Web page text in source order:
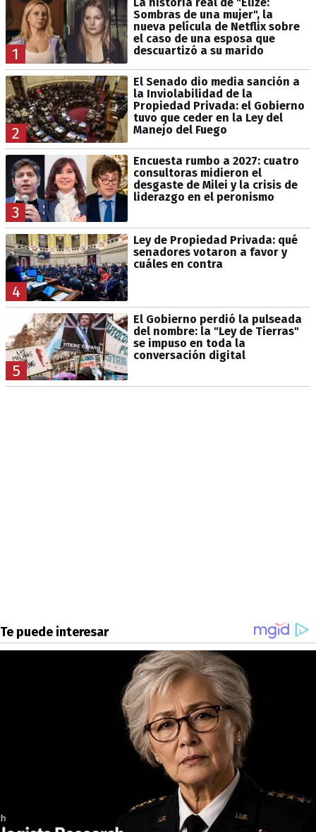
1
Sombras de una mujer", la
nueva película de Netflix sobre
el caso de una esposa que
descuartizó a su marido
2
El Senado dio media sanción a
la Inviolabilidad de la
Propiedad Privada: el Gobierno
tuvo que ceder en la Ley del
Manejo del Fuego
3
Encuesta rumbo a 2027: cuatro
consultoras midieron el
desgaste de Milei y la crisis de
liderazgo en el peronismo
4
Ley de Propiedad Privada: qué
senadores votaron a favor y
cuáles en contra
5
El Gobierno perdió la pulseada
del nombre: la "Ley de Tierras"
se impuso en toda la
conversación digital